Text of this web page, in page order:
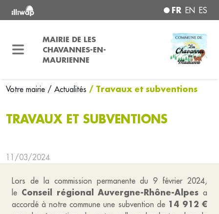
FR EN ES
MAIRIE DE LES
CHAVANNES-EN-
MAURIENNE
Votre mairie / Actualités / Travaux et subventions
TRAVAUX ET SUBVENTIONS
11/03/2024
Lors de la commission permanente du 9 février 2024,
le Conseil régional Auvergne-Rhône-Alpes a
accordé à notre commune une subvention de 14 912 €